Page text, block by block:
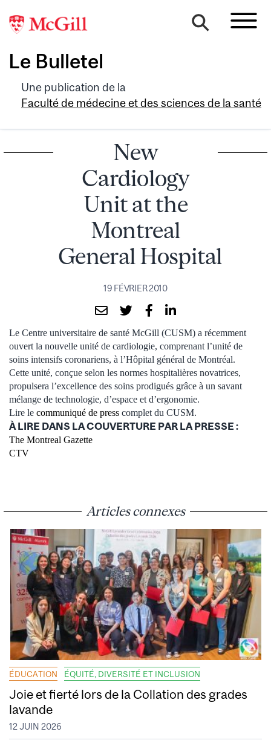
Le Bulletel
Une publication de la
Faculté de médecine et des sciences de la santé
New
Cardiology
Unit at the
Montreal
General Hospital
19 FÉVRIER 2010
Le Centre universitaire de santé McGill (CUSM) a récemment
ouvert la nouvelle unité de cardiologie, comprenant l’unité de
soins intensifs coronariens, à l’Hôpital général de Montréal.
Cette unité, conçue selon les normes hospitalières novatrices,
propulsera l’excellence des soins prodigués grâce à un savant
mélange de technologie, d’espace et d’ergonomie.
Lire le communiqué de press complet du CUSM.
À LIRE DANS LA COUVERTURE PAR LA PRESSE :
The Montreal Gazette
CTV
Articles connexes
ÉDUCATION ÉQUITÉ, DIVERSITÉ ET INCLUSION
Joie et fierté lors de la Collation des grades
lavande
12 JUIN 2026